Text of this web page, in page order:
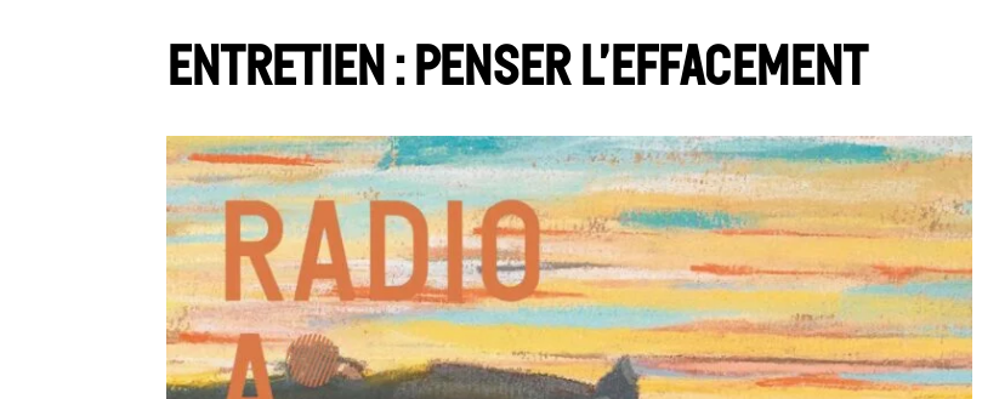
Entretien : Penser l’effacement